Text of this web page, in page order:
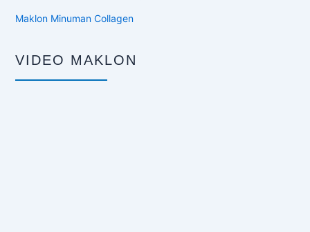
Maklon Minuman Collagen
VIDEO MAKLON